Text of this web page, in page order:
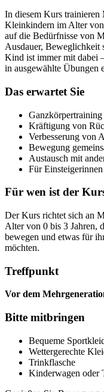
In diesem Kurs trainieren
Kleinkindern im Alter
auf die Bedürfnisse von
Ausdauer, Beweglichkeit
Kind ist immer mit dabei
in ausgewählte Übungen
Das erwartet Sie
Kräftigung von
Verbesserung von
Bewegung
Austausch mit
Für
Für wen ist der
Der Kurs richtet sich an
Alter von 0 bis 3 Jahren,
bewegen und etwas für
möchten.
Treffpunkt
Vor dem
Bitte mitbringen
Bequeme
Wettergerechte
Trinkflasche
Kinderwagen oder